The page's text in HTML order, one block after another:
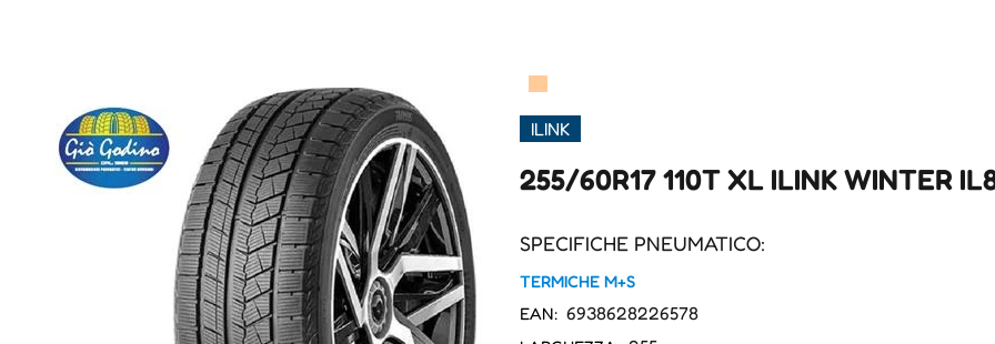
▀
ILINK
255/60R17 110T XL ILINK WINTER
SPECIFICHE PNEUMATICO:
TERMICHE M+S
EAN: 6938628226578